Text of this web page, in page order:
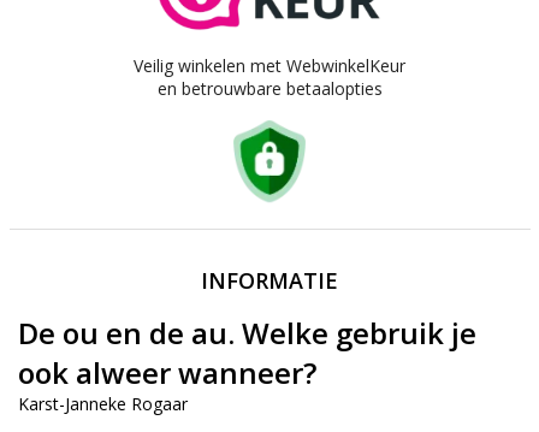
Veilig winkelen met WebwinkelKeur
en betrouwbare betaalopties
INFORMATIE
De ou en de au. Welke gebruik je
ook alweer wanneer?
Karst-Janneke Rogaar